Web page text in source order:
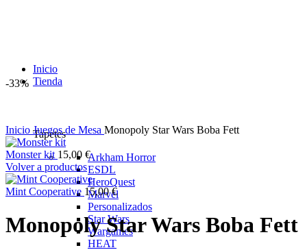
Inicio
Tienda
Tapetes
Arkham Horror
ESDL
HeroQuest
Marvel
Personalizados
Star Wars
Wargames
HEAT
-33%
Inicio Juegos de Mesa Monopoly Star Wars Boba Fett
Monster kit 15,00 €
Volver a productos
Mint Cooperative 15,00€
Monopoly Star Wars Boba Fett